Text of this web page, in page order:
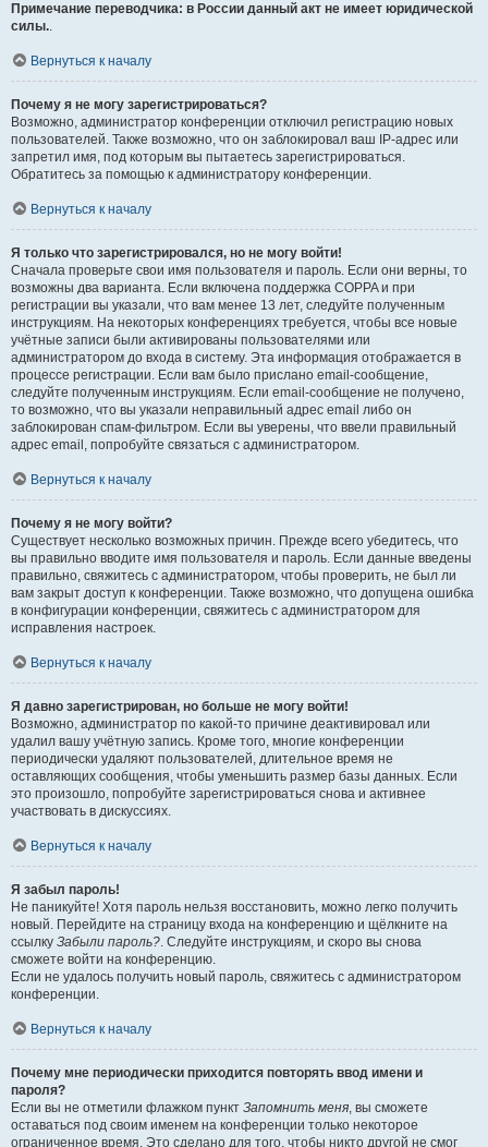
Примечание переводчика: в России данный акт не имеет юридической
силы..
Вернуться к началу
Почему я не могу зарегистрироваться?
Возможно, администратор конференции отключил регистрацию новых
пользователей. Также возможно, что он заблокировал ваш IP-адрес или
запретил имя, под которым вы пытаетесь зарегистрироваться.
Обратитесь за помощью к администратору конференции.
Вернуться к началу
Я только что зарегистрировался, но не могу войти!
Сначала проверьте свои имя пользователя и пароль. Если они верны, то
возможны два варианта. Если включена поддержка COPPA и при
регистрации вы указали, что вам менее 13 лет, следуйте полученным
инструкциям. На некоторых конференциях требуется, чтобы все новые
учётные записи были активированы пользователями или
администратором до входа в систему. Эта информация отображается в
процессе регистрации. Если вам было прислано email-сообщение,
следуйте полученным инструкциям. Если email-сообщение не получено,
то возможно, что вы указали неправильный адрес email либо он
заблокирован спам-фильтром. Если вы уверены, что ввели правильный
адрес email, попробуйте связаться с администратором.
Вернуться к началу
Почему я не могу войти?
Существует несколько возможных причин. Прежде всего убедитесь, что
вы правильно вводите имя пользователя и пароль. Если данные введены
правильно, свяжитесь с администратором, чтобы проверить, не был ли
вам закрыт доступ к конференции. Также возможно, что допущена ошибка
в конфигурации конференции, свяжитесь с администратором для
исправления настроек.
Вернуться к началу
Я давно зарегистрирован, но больше не могу войти!
Возможно, администратор по какой-то причине деактивировал или
удалил вашу учётную запись. Кроме того, многие конференции
периодически удаляют пользователей, длительное время не
оставляющих сообщения, чтобы уменьшить размер базы данных. Если
это произошло, попробуйте зарегистрироваться снова и активнее
участвовать в дискуссиях.
Вернуться к началу
Я забыл пароль!
Не паникуйте! Хотя пароль нельзя восстановить, можно легко получить
новый. Перейдите на страницу входа на конференцию и щёлкните на
ссылку Забыли пароль?. Следуйте инструкциям, и скоро вы снова
сможете войти на конференцию.
Если не удалось получить новый пароль, свяжитесь с администратором
конференции.
Вернуться к началу
Почему мне периодически приходится повторять ввод имени и
пароля?
Если вы не отметили флажком пункт Запомнить меня, вы сможете
оставаться под своим именем на конференции только некоторое
ограниченное время. Это сделано для того, чтобы никто другой не смог